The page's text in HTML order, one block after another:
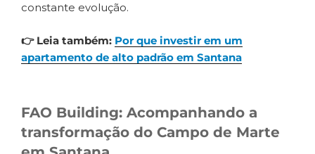
constante evolução.
👉 Leia também: Por que investir em um
apartamento de alto padrão em Santana
FAO Building: Acompanhando a
transformação do Campo de Marte